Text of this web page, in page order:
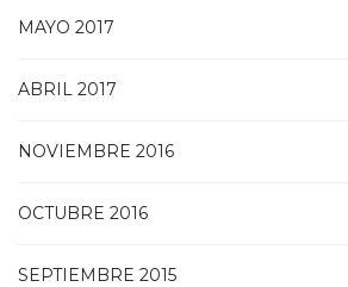
MAYO 2017
ABRIL 2017
NOVIEMBRE 2016
OCTUBRE 2016
SEPTIEMBRE 2015